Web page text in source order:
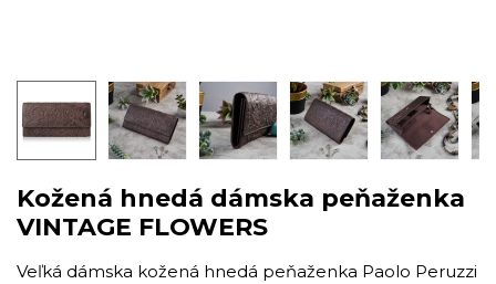
Kožená hnedá dámska peňaženka
VINTAGE FLOWERS
​Veľká dámska kožená hnedá peňaženka Paolo Peruzzi